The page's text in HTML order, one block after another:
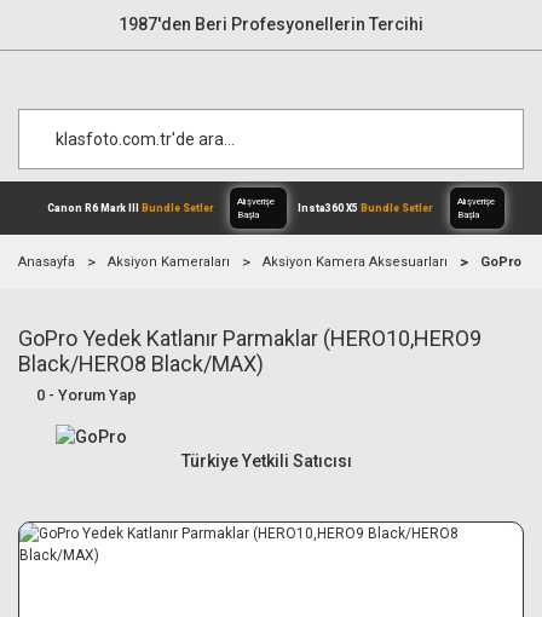
1987'den Beri Profesyonellerin Tercihi
Canon R6 Mark IIIBundle Setler
Alışverişe
Anasayfa Aksiyon Kameraları Aksiyon Kamera Aksesuarları GoPro
GoPro Yedek Katlanır Parmaklar (HERO10,HERO9
Black/HERO8 Black/MAX)
0 - Yorum Yap
Türkiye Yetkili Satıcısı